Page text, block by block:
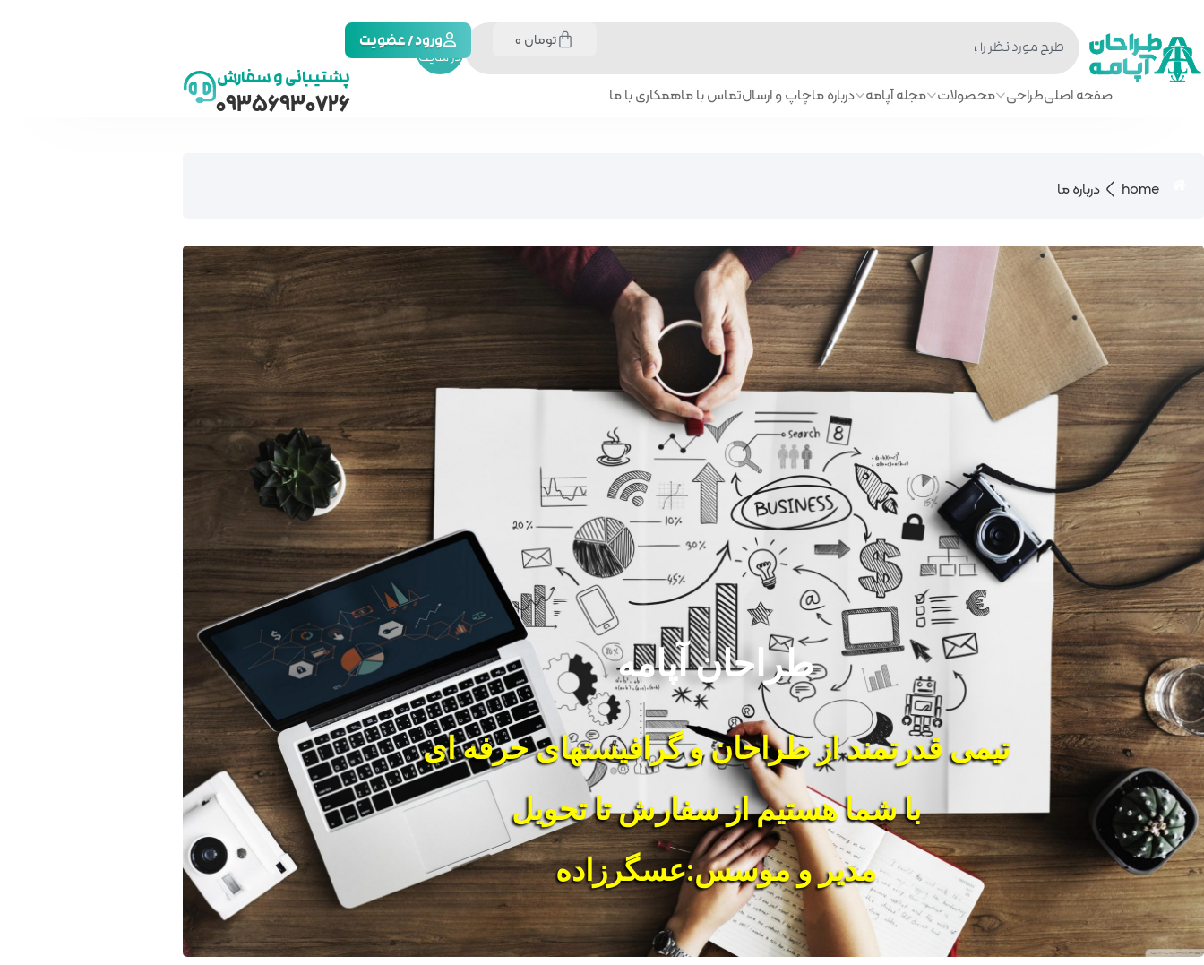
جستجو
در سایت
تومان ورود / عضویت
صفحه اصلیطراحی محصولات مجله آپامه درباره ماچاپ و ارسالتماس با ماهمکاری با ما
پشتیبانی و سفارش
09356930726
home درباره ما
طراحان آپامه
تیمی قدرتمند از طراحان و گرافیستهای حرفه ای
با شما هستیم از سفارش تا تحویل
مدیر و موسس:عسگرزاده